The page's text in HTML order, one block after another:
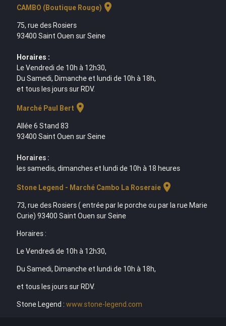
CAMBO (Boutique Rouge) location_on
75, rue des Rosiers
93400 Saint Ouen sur Seine
Horaires :
Le Vendredi de 10h à 12h30,
Du Samedi, Dimanche et lundi de 10h à 18h,
et tous les jours sur RDV.
Marché Paul Bert location_on
Allée 6 Stand 83
93400 Saint Ouen sur Seine
Horaires :
les samedis, dimanches et lundi de 10h à 18 heures
Stone Legend - Marché Cambo La Roseraielocation_on
73, rue des Rosiers ( entrée par le porche ou par la rue Marie
Curie) 93400 Saint Ouen sur Seine
Horaires :
Le Vendredi de 10h à 12h30,
Du Samedi, Dimanche et lundi de 10h à 18h,
et tous les jours sur RDV.
Stone Legend : www.stone-legend.com